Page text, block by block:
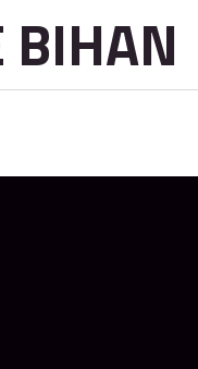
BIHAN